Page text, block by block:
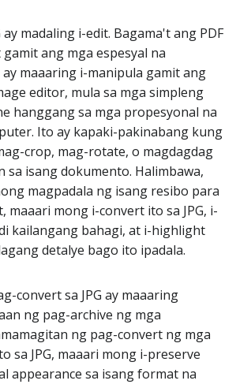
ay madaling i-edit. Bagama't ang PDF
ang mga espesyal na
ay maaaring i-manipula gamit ang
editor, mula sa mga simpleng
hanggang sa mga propesyonal na
Ito ay kapaki-pakinabang kung
crop, mag-rotate, o magdagdag
sa isang dokumento. Halimbawa,
magpadala ng isang resibo para
maaari mong i-convert ito sa JPG, i-
kailangang bahagi, at i-highlight
detalye bago ito ipadala.
convert sa JPG ay maaaring
ng pag-archive ng mga
ng pag-convert ng mga
sa JPG, maaari mong i-preserve
appearance sa isang format na